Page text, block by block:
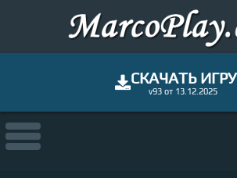
СКАЧАТЬ ИГРУ
v93 от 13.12.2025